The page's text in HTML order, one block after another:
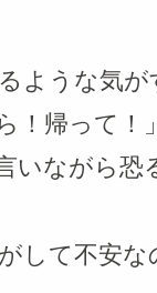
ような気
！帰って！
ながら恐
して不安な